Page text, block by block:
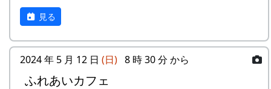
見る
2024 年 5 月 12 日 (日) 8 時 30 分 から
ふれあいカフェ